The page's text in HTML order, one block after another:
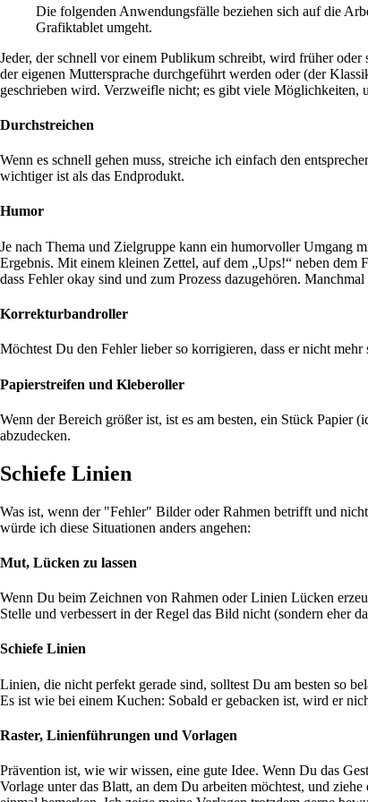
Die folgenden Anwendungsfälle beziehen sich auf die
Grafiktablet umgeht.
Jeder, der schnell vor einem Publikum schreibt, wird früher
der eigenen Muttersprache durchgeführt werden oder (der
geschrieben wird. Verzweifle nicht; es gibt viele Möglichkeiten,
Durchstreichen
Wenn es schnell gehen muss, streiche ich einfach den
wichtiger ist als das Endprodukt.
Humor
Je nach Thema und Zielgruppe kann ein humorvoller Umgang
Ergebnis. Mit einem kleinen Zettel, auf dem „Ups!“ neben dem
dass Fehler okay sind und zum Prozess dazugehören.
Korrekturbandroller
Möchtest Du den Fehler lieber so korrigieren, dass er nicht
Papierstreifen und Kleberoller
Wenn der Bereich größer ist, ist es am besten, ein Stück Papier
abzudecken.
Schiefe Linien
Was ist, wenn der "Fehler" Bilder oder Rahmen betrifft und
würde ich diese Situationen anders angehen:
Mut, Lücken zu lassen
Wenn Du beim Zeichnen von Rahmen oder Linien Lücken
Stelle und verbessert in der Regel das Bild nicht (sondern eher
Schiefe Linien
Linien, die nicht perfekt gerade sind, solltest Du am besten so
Es ist wie bei einem Kuchen: Sobald er gebacken ist, wird er
Raster, Linienführungen und Vorlagen
Prävention ist, wie wir wissen, eine gute Idee. Wenn Du das
Vorlage unter das Blatt, an dem Du arbeiten möchtest, und